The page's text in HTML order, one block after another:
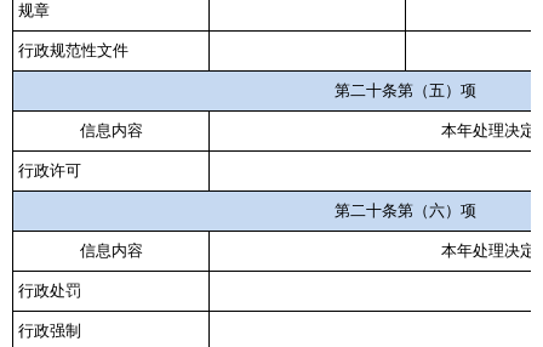
规章
行政规范性文件
第二十条第（五）项
信息内容 本年处理决定
行政许可
第二十条第（六）项
信息内容 本年处理决定
行政处罚
行政强制